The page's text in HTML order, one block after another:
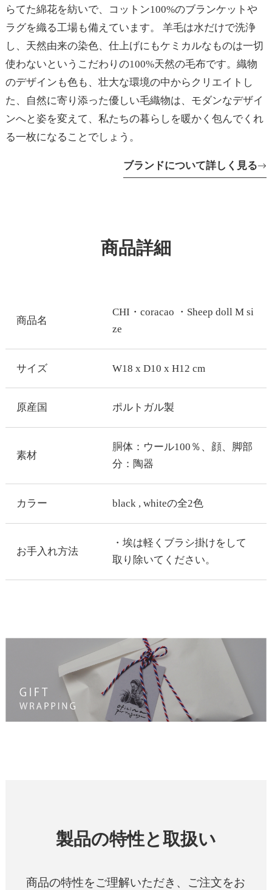
らてた綿花を紡いで、コットン100%のブランケットや
ラグを織る工場も備えています。 羊毛は水だけで洗浄
し、天然由来の染色、仕上げにもケミカルなものは一切
使わないというこだわりの100%天然の毛布です。織物
のデザインも色も、壮大な環境の中からクリエイトし
た、自然に寄り添った優しい毛織物は、モダンなデザイ
ンへと姿を変えて、私たちの暮らしを暖かく包んでくれ
る一枚になることでしょう。
ブランドについて詳しく見る
商品詳細
商品名
CHI・coracao ・Sheep doll M si
ze
サイズ W18 x D10 x H12 cm
原産国 ポルトガル製
素材
胴体：ウール100％、顔、脚部
分：陶器
カラー black , whiteの全2色
お手入れ方法
・埃は軽くブラシ掛けをして
取り除いてください。
製品の特性と取扱い
商品の特性をご理解いただき、ご注文をお